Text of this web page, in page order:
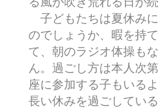
子どもたちは夏休み
のでしょうか、暇を持
て、朝のラジオ体操も
ん。過ごし方は本人次
座に参加する子もいる
長い休みを過ごしている